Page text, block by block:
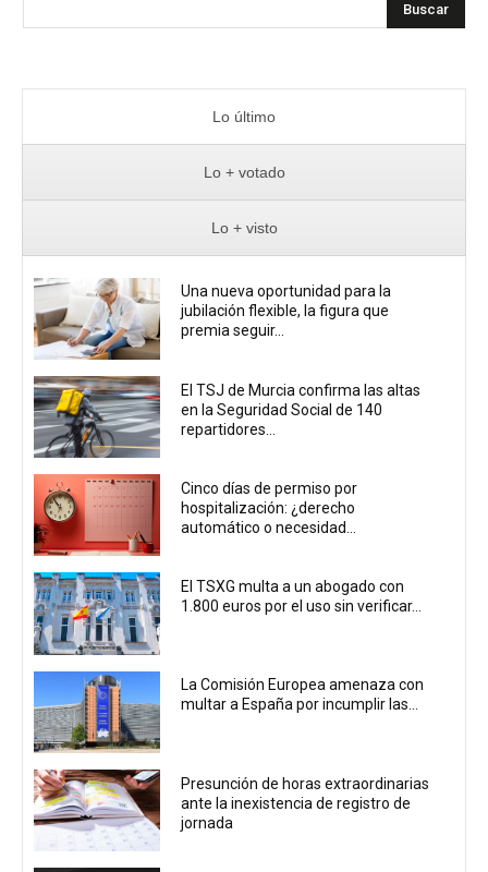
Buscar
Lo último
Lo + votado
Lo + visto
Una nueva oportunidad para la
jubilación flexible, la figura que
premia seguir...
El TSJ de Murcia confirma las altas
en la Seguridad Social de 140
repartidores...
Cinco días de permiso por
hospitalización: ¿derecho
automático o necesidad...
El TSXG multa a un abogado con
1.800 euros por el uso sin verificar...
La Comisión Europea amenaza con
multar a España por incumplir las...
Presunción de horas extraordinarias
ante la inexistencia de registro de
jornada